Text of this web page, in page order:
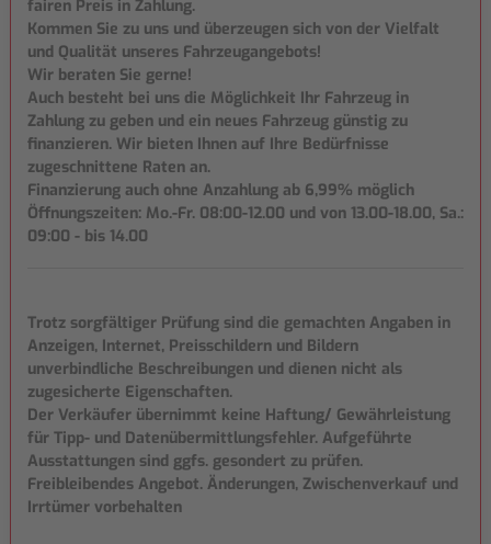
fairen Preis in Zahlung.
Kommen Sie zu uns und überzeugen sich von der Vielfalt
und Qualität unseres Fahrzeugangebots!
Wir beraten Sie gerne!
Auch besteht bei uns die Möglichkeit Ihr Fahrzeug in
Zahlung zu geben und ein neues Fahrzeug günstig zu
finanzieren. Wir bieten Ihnen auf Ihre Bedürfnisse
zugeschnittene Raten an.
Finanzierung auch ohne Anzahlung ab 6,99% möglich
Öffnungszeiten: Mo.-Fr. 08:00-12.00 und von 13.00-18.00, Sa.:
09:00 - bis 14.00
Trotz sorgfältiger Prüfung sind die gemachten Angaben in
Anzeigen, Internet, Preisschildern und Bildern
unverbindliche Beschreibungen und dienen nicht als
zugesicherte Eigenschaften.
Der Verkäufer übernimmt keine Haftung/ Gewährleistung
für Tipp- und Datenübermittlungsfehler. Aufgeführte
Ausstattungen sind ggfs. gesondert zu prüfen.
Freibleibendes Angebot. Änderungen, Zwischenverkauf und
Irrtümer vorbehalten